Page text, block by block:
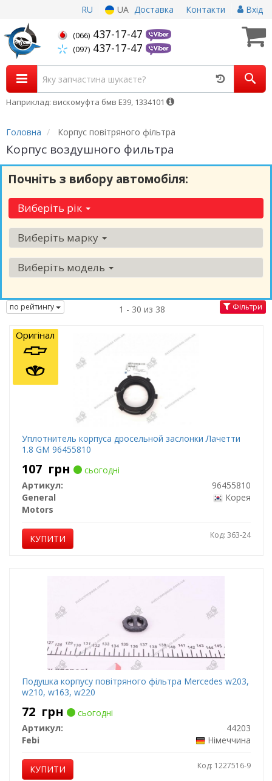
RU UA Доставка Контакти Вхід
(066) 437-17-47
(097) 437-17-47
Наприклад: вискомуфта бмв Е39, 1334101
Головна Корпус повітряного фільтра
Корпус воздушного фильтра
Почніть з вибору автомобіля:
Виберіть рік
Виберіть марку
Виберіть модель
по рейтингу 1 - 30 из 38 Фільтри
Уплотнитель корпуса дросельной заслонки Лачетти
1.8 GM 96455810
107 грн
сьогодні
Артикул:
96455810
General
Motors
Корея
КУПИТИ Код: 363-24
Оригінал
Подушка корпусу повітряного фільтра Mercedes w203,
w210, w163, w220
72 грн
сьогодні
Артикул:
44203
Febi
Німеччина
КУПИТИ Код: 1227516-9